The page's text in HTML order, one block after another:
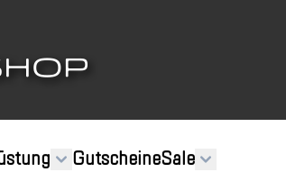
GutscheineSale